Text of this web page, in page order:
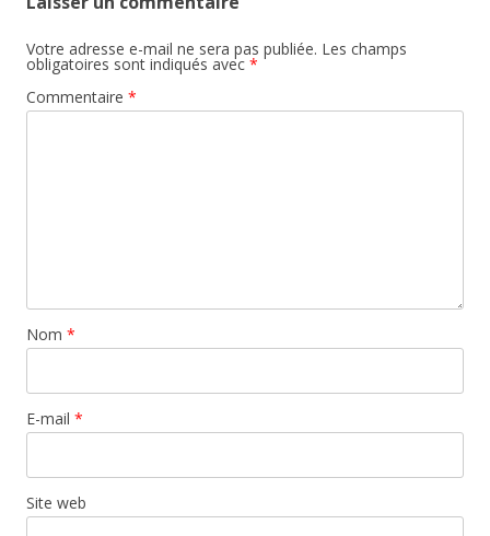
Votre adresse e-mail ne sera pas publiée. Les champs
obligatoires sont indiqués avec *
Commentaire *
Nom *
E-mail *
Site web